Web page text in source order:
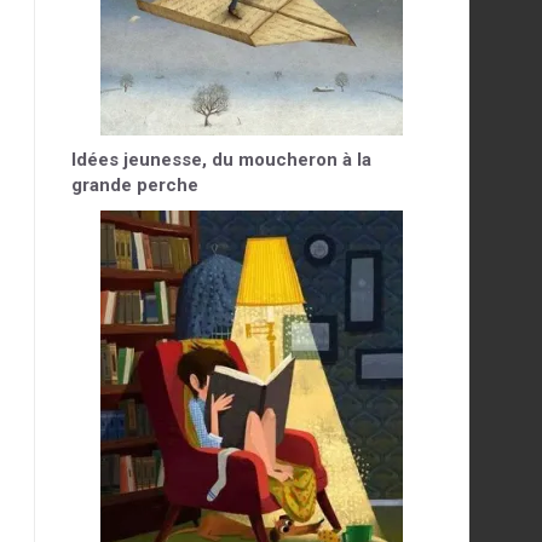
Idées jeunesse, du moucheron à la
grande perche